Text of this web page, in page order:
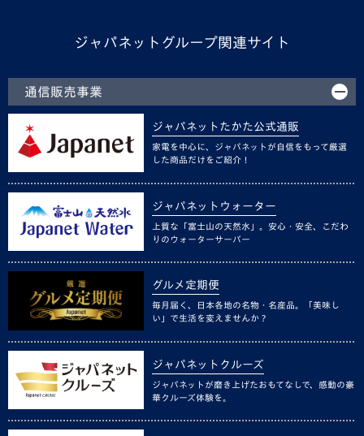
ジャパネットグループ関連サイト
通信販売事業
ジャパネットたかた公式通販
家電を中心に、ジャパネットが自信をもって厳選
した商品だけをご紹介！
ジャパネットウォーター
上質な「富士山の天然水」。安心・安全、こだわ
りのウォーターサーバー
グルメ定期便
毎月届く、日本各地の名物・名産品。「美味し
い」で生活を変えませんか？
ジャパネットクルーズ
ジャパネットが磨き上げたおもてなしで、感動の豪
華クルーズ体験を。